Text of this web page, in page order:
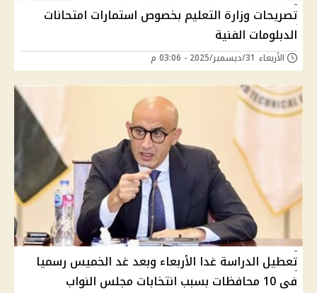
تصريحات وزارة التعليم بخصوص استمارات امتحانات
الدبلومات الفنية
الأربعاء 31/ديسمبر/2025 - 03:06 م
تعطيل الدراسة غدا الأربعاء وبعد غد الخميس رسميا
فى 10 محافظات بسبب انتخابات مجلس النواب